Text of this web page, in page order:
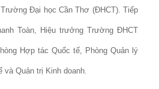
Đại học Cần Thơ (ĐHCT). Tiếp
Toàn, Hiệu trưởng Trường ĐHCT
Hợp tác Quốc tế, Phòng Quản lý
và Quản trị Kinh doanh.